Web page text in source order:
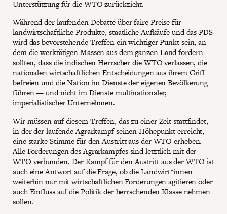
Unterstützung für die WTO zurückzieht.
Während der laufenden Debatte über faire Preise für
landwirtschaftliche Produkte, staatliche Aufkäufe und das PDS
wird das bevorstehende Treffen ein wichtiger Punkt sein, an
dem die werktätigen Massen aus dem ganzen Land fordern
sollten, dass die indischen Herrscher die WTO verlassen, die
nationalen wirtschaftlichen Entscheidungen aus ihrem Griff
befreien und die Nation im Dienste der eigenen Bevölkerung
führen — und nicht im Dienste multinationaler,
imperialistischer Unternehmen.
Wir müssen auf diesem Treffen, das zu einer Zeit stattfindet,
in der der laufende Agrarkampf seinen Höhepunkt erreicht,
eine starke Stimme für den Austritt aus der WTO erheben.
Alle Forderungen des Agrarkampfes sind letztlich mit der
WTO verbunden. Der Kampf für den Austritt aus der WTO ist
auch eine Antwort auf die Frage, ob die Landwirt*innen
weiterhin nur mit wirtschaftlichen Forderungen agitieren oder
auch Einfluss auf die Politik der herrschenden Klasse nehmen
sollen.